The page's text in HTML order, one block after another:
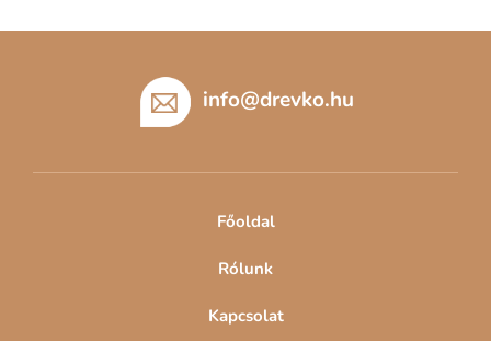
info@drevko.hu
Főoldal
Rólunk
Kapcsolat